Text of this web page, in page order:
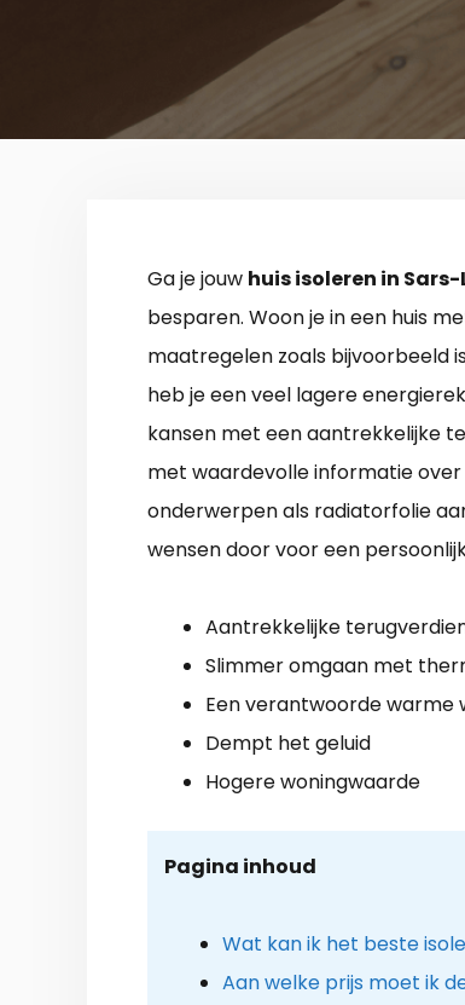
Ga je jouw huis isoleren in
besparen. Woon je in een huis
maatregelen zoals bijvoorbeeld
heb je een veel lagere
kansen met een aantrekkelijke
met waardevolle informatie
onderwerpen als radiatorfolie
wensen door voor een
Aantrekkelijke
Slimmer omgaan met
Een verantwoorde warme
Dempt het geluid
Hogere woningwaarde
Pagina inhoud
Wat kan ik het beste
Aan welke prijs moet ik